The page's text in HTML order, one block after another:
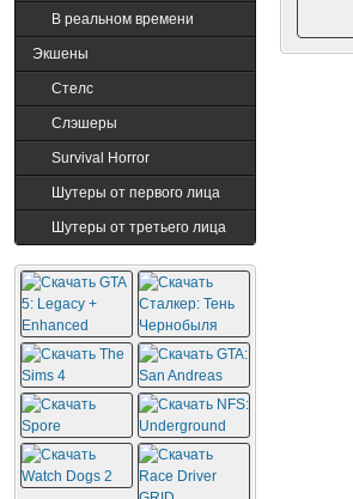
В реальном времени
Экшены
Cтелс
Слэшеры
Survival Horror
Шутеры от первого лица
Шутеры от третьего лица